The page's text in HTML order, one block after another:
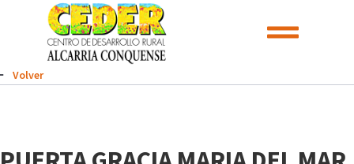
Volver